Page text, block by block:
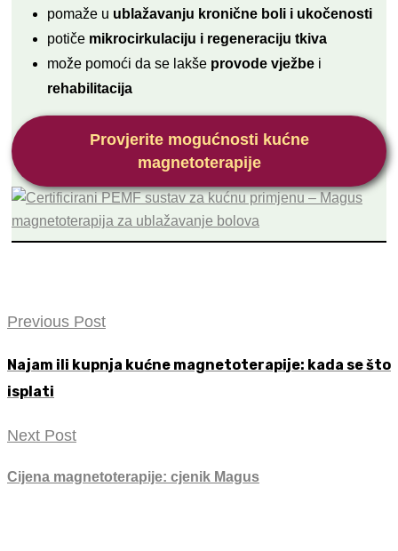
pomaže u ublažavanju kronične boli i ukočenosti
potiče mikrocirkulaciju i regeneraciju tkiva
može pomoći da se lakše provode vježbe i
rehabilitacija
Provjerite mogućnosti kućne
magnetoterapije
Previous Post
Najam ili kupnja kućne magnetoterapije: kada se što
isplati
Next Post
Cijena magnetoterapije: cjenik Magus